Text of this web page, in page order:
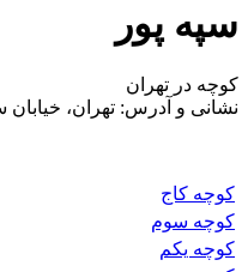
سپه پور
کوچه در تهران
نشانی و آدرس: تهران، خیابان
کوچه کاج
کوچه سوم
کوچه یکم